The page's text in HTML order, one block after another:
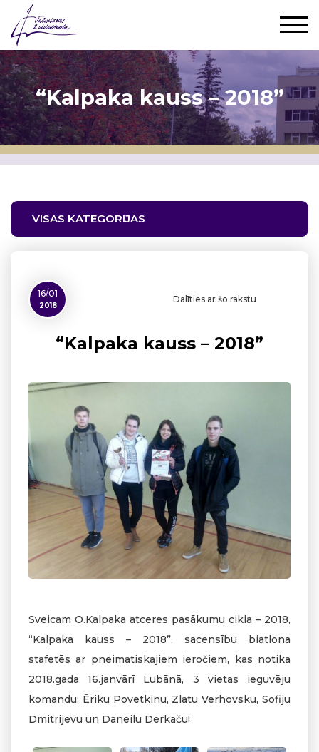
“Kalpaka kauss – 2018”
VISAS KATEGORIJAS
16/01
2018
Dalīties ar šo rakstu
“Kalpaka kauss – 2018”
Sveicam O.Kalpaka atceres pasākumu cikla – 2018,
“Kalpaka kauss – 2018”, sacensību biatlona
stafetēs ar pneimatiskajiem ieročiem, kas notika
2018.gada 16.janvārī Lubānā, 3 vietas ieguvēju
komandu: Ēriku Povetkinu, Zlatu Verhovsku, Sofiju
Dmitrijevu un Daneilu Derkaču!